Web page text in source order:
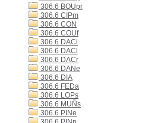
306.6 BOUpr
306.6 CIPm
306.6 CON
306.6 COUf
306.6 DACi
306.6 DACl
306.6 DACr
306.6 DANe
306.6 DIA
306.6 FEDa
306.6 LOPs
306.6 MUÑs
306.6 PINe